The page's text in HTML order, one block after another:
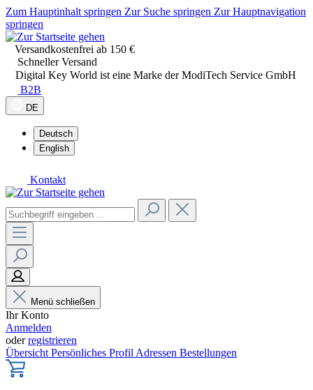
Zum Hauptinhalt springen Zur Suche springen Zur Hauptnavigation
springen
Versandkostenfrei ab 150 €
Schneller Versand
Digital Key World ist eine Marke der ModiTech Service GmbH
B2B
DE
Deutsch
English
Kontakt
Menü schließen
Ihr Konto
Anmelden
oderregistrieren
Übersicht Persönliches Profil Adressen Bestellungen